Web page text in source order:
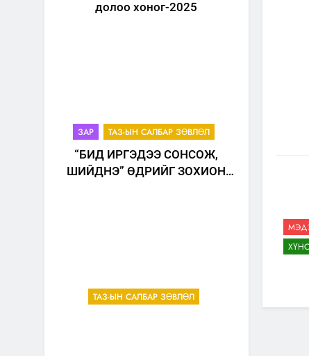
долоо хоног-2025
ЗАР ТАЗ-ЫН САЛБАР ЗӨВЛӨЛ
“БИД ИРГЭДЭЭ СОНСОЖ,
ШИЙДНЭ” ӨДРИЙГ ЗОХИОН
ТАЗ-ЫН САЛБАР ЗӨВЛӨЛ